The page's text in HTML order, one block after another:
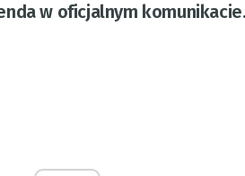
w oficjalnym komunikacie.